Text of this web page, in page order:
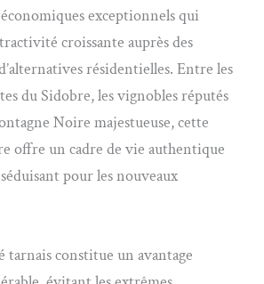
exceptionnels qui
croissante auprès des
résidentielles. Entre les
du Sidobre, les vignobles réputés
Noire majestueuse, cette
offre un cadre de vie authentique
pour les nouveaux
tarnais constitue un avantage